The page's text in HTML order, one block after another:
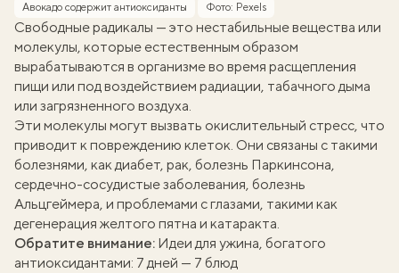
Авокадо содержит антиоксиданты Фото: Pexels
Свободные радикалы — это нестабильные вещества или
молекулы, которые естественным образом
вырабатываются в организме во время расщепления
пищи или под воздействием радиации, табачного дыма
или загрязненного воздуха.
Эти молекулы могут вызвать окислительный стресс, что
приводит к повреждению клеток. Они связаны с такими
болезнями, как диабет, рак, болезнь Паркинсона,
сердечно-сосудистые заболевания, болезнь
Альцгеймера, и проблемами с глазами, такими как
дегенерация желтого пятна и катаракта.
Обратите внимание: Идеи для ужина, богатого
антиоксидантами: 7 дней — 7 блюд